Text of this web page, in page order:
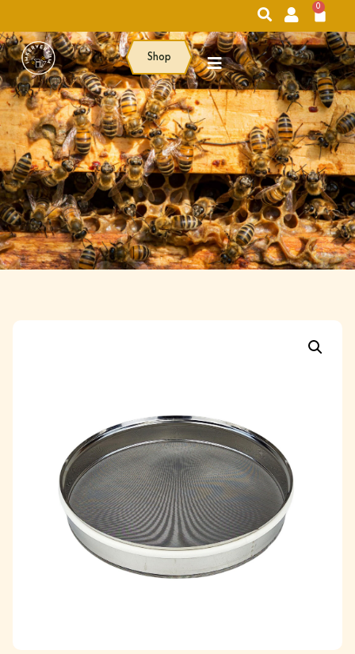
0
Shop